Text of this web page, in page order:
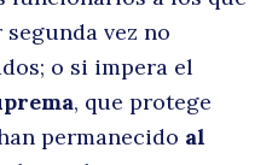
vez no
o si impera el
, que protege
permanecido al